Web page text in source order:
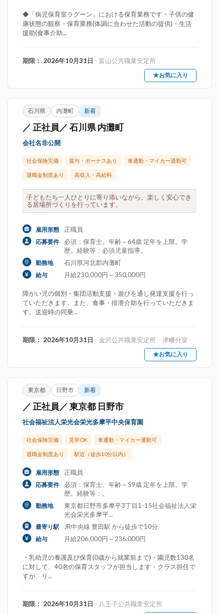
◆「病児保育室ラグーン」における保育業務です・子供の健
康状態の観察・保育業務(体調に合わせた活動の提供)・生活
援助(食事介助...
期限： 2026年10月31日 - 富山公共職業安定所
★お気に入り
石川県 内灘町 新着
／ 正社員／ 石川県 内灘町
会社名非公開
社会保険完備 賞与・ボーナスあり 車通勤・マイカー通勤可
退職金制度あり 高収入・高給料
子どもたち一人ひとりに寄り添いながら、楽しく安心でき
る居場所づくりを行っています。
雇用形態 正職員
応募要件
必須：保育士。年齢～64歳 定年を上限。学
歴。経験等：必須児童指導。
勤務地 石川県河北郡内灘町
給与 月給230,000円～350,000円
障がい児の個別・集団活動支援・遊びを通し発達支援を行っ
ていただきます。また、食事・排泄介助を行っていただきま
す。送迎時の同乗...
期限： 2026年10月31日 - 金沢公共職業安定所 津幡分室
★お気に入り
東京都 日野市 新着
／ 正社員／ 東京都 日野市
社会福祉法人栄光会栄光多摩平中央保育園
社会保険完備 見学OK 車通勤・マイカー通勤可
退職金制度あり 駅近（徒歩10分以内）
雇用形態 正職員
応募要件
必須：保育士。年齢～59歳 定年を上限。学
歴。経験等：。
勤務地
東京都日野市多摩平3丁目1-15社会福祉法人栄
光会栄光多摩平...
最寄り駅 JR中央線 豊田駅 から徒歩で10分
給与 月給206,000円～236,000円
・乳幼児の養護及び保育(0歳から就業前まで)・園児数130名
に対して、40名の保育スタッフが担当します・クラス担任で
すが、リ...
期限： 2026年10月31日 - 八王子公共職業安定所